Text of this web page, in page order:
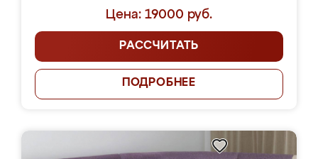
Цена: 19000 руб.
РАССЧИТАТЬ
ПОДРОБНЕЕ